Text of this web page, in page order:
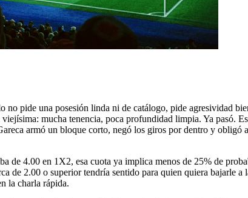
pide una posesión linda ni de catálogo, pide agresividad
mucha tenencia, poca profundidad limpia. Ya pasó.
armó un bloque corto, negó los giros por dentro y
de 4.00 en 1X2, esa cuota ya implica menos de 25% de
de 2.00 o superior tendría sentido para quien quiera bajarle
la charla rápida.